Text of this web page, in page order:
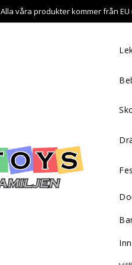
Alla våra produkter kommer från